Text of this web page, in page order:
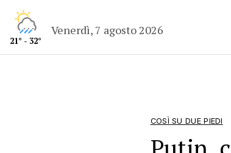
21° - 32°
Venerdì, 7 agosto 2026
COSÌ SU DUE PIEDI